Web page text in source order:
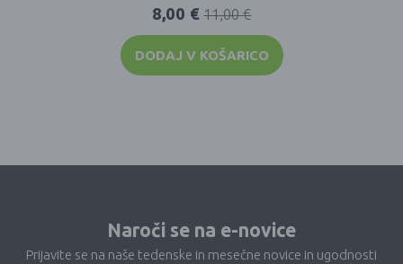
11,00€
8,00 €
DODAJ V KOŠARICO
Naroči se na e-novice
Prijavite se na naše tedenske in mesečne novice in ugodnosti